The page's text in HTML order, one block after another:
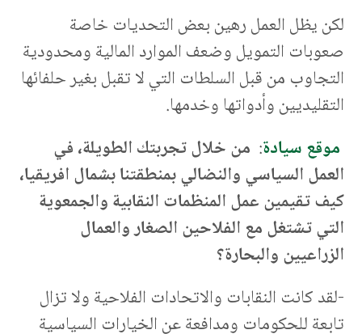
لكن يظل العمل رهين بعض التحديات خاصة
صعوبات التمويل وضعف الموارد المالية ومحدودية
التجاوب من قبل السلطات التي لا تقبل بغير حلفائها
التقليديين وأدواتها وخدمها.
موقع سيادة: من خلال تجربتك الطويلة، في
العمل السياسي والنضالي بمنطقتنا بشمال افريقيا،
كيف تقيمين عمل المنظمات النقابية والجمعوية
التي تشتغل مع الفلاحين الصغار والعمال
الزراعيين والبحارة؟
-لقد كانت النقابات والاتحادات الفلاحية ولا تزال
تابعة للحكومات ومدافعة عن الخيارات السياسية